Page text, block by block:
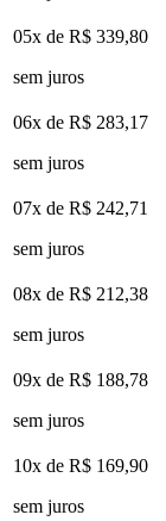
05x de R$ 339,80
sem juros
06x de R$ 283,17
sem juros
07x de R$ 242,71
sem juros
08x de R$ 212,38
sem juros
09x de R$ 188,78
sem juros
10x de R$ 169,90
sem juros